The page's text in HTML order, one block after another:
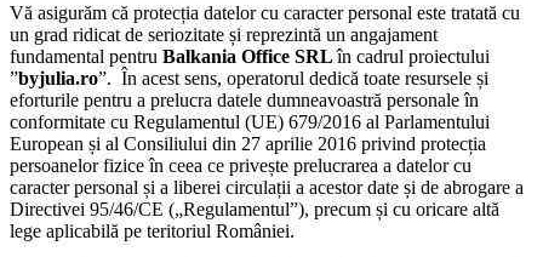
Vă asigurăm că protecția datelor cu caracter personal este tratată cu
un grad ridicat de seriozitate și reprezintă un angajament
fundamental pentru Balkania Office SRLîn cadrul proiectului
”byjulia.ro”. În acest sens, operatorul dedică toate resursele și
eforturile pentru a prelucra datele dumneavoastră personale în
conformitate cu Regulamentul (UE) 679/2016 al Parlamentului
European și al Consiliului din 27 aprilie 2016 privind protecția
persoanelor fizice în ceea ce privește prelucrarea a datelor cu
caracter personal și a liberei circulații a acestor date și de abrogare a
Directivei 95/46/CE („Regulamentul”), precum și cu oricare altă
lege aplicabilă pe teritoriul României.